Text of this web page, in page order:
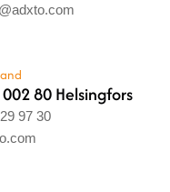
80 Helsingfors
97 30